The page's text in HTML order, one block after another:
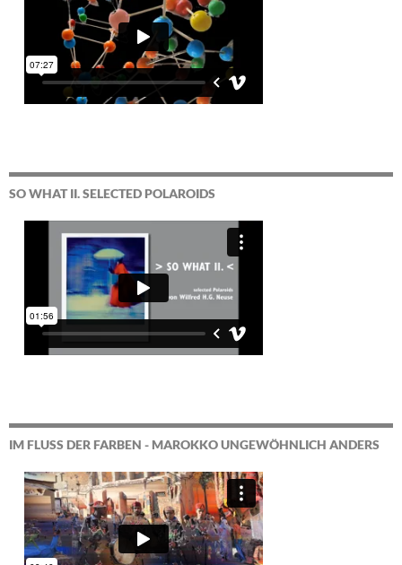
SO WHAT II. SELECTED POLAROIDS
IM FLUSS DER FARBEN - MAROKKO UNGEWÖHNLICH ANDERS